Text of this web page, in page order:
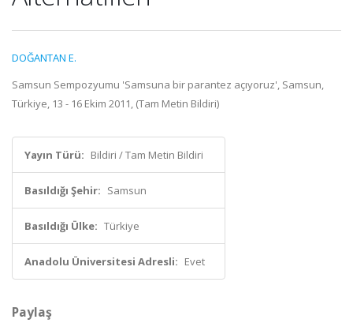
DOĞANTAN E.
Samsun Sempozyumu 'Samsuna bir parantez açıyoruz', Samsun,
Türkiye, 13 - 16 Ekim 2011, (Tam Metin Bildiri)
Yayın Türü: Bildiri / Tam Metin Bildiri
Basıldığı Şehir: Samsun
Basıldığı Ülke: Türkiye
Anadolu Üniversitesi Adresli: Evet
Paylaş